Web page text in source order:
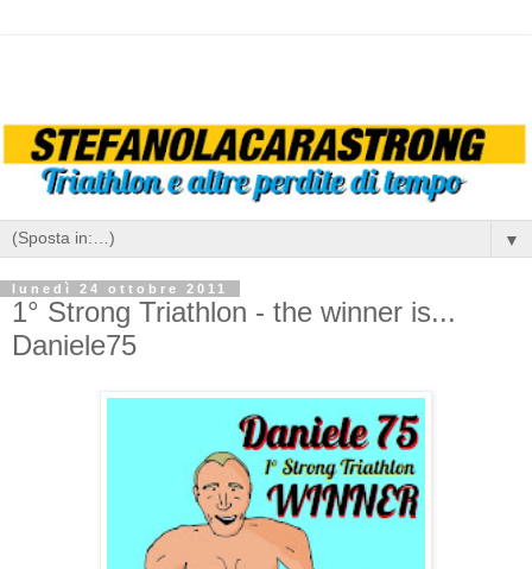
▼
lunedì 24 ottobre 2011
1° Strong Triathlon - the winner is...
Daniele75